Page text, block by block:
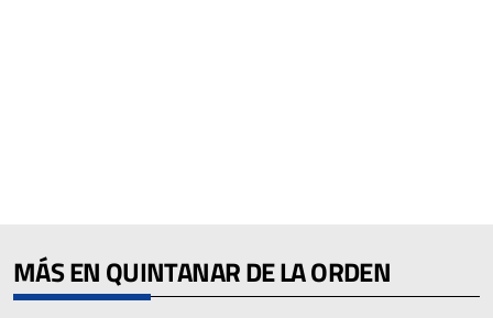
MÁS EN QUINTANAR DE LA ORDEN